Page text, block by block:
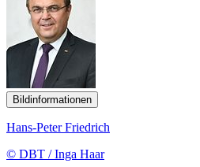
Bildinformationen
Hans-Peter Friedrich
© DBT / Inga Haar